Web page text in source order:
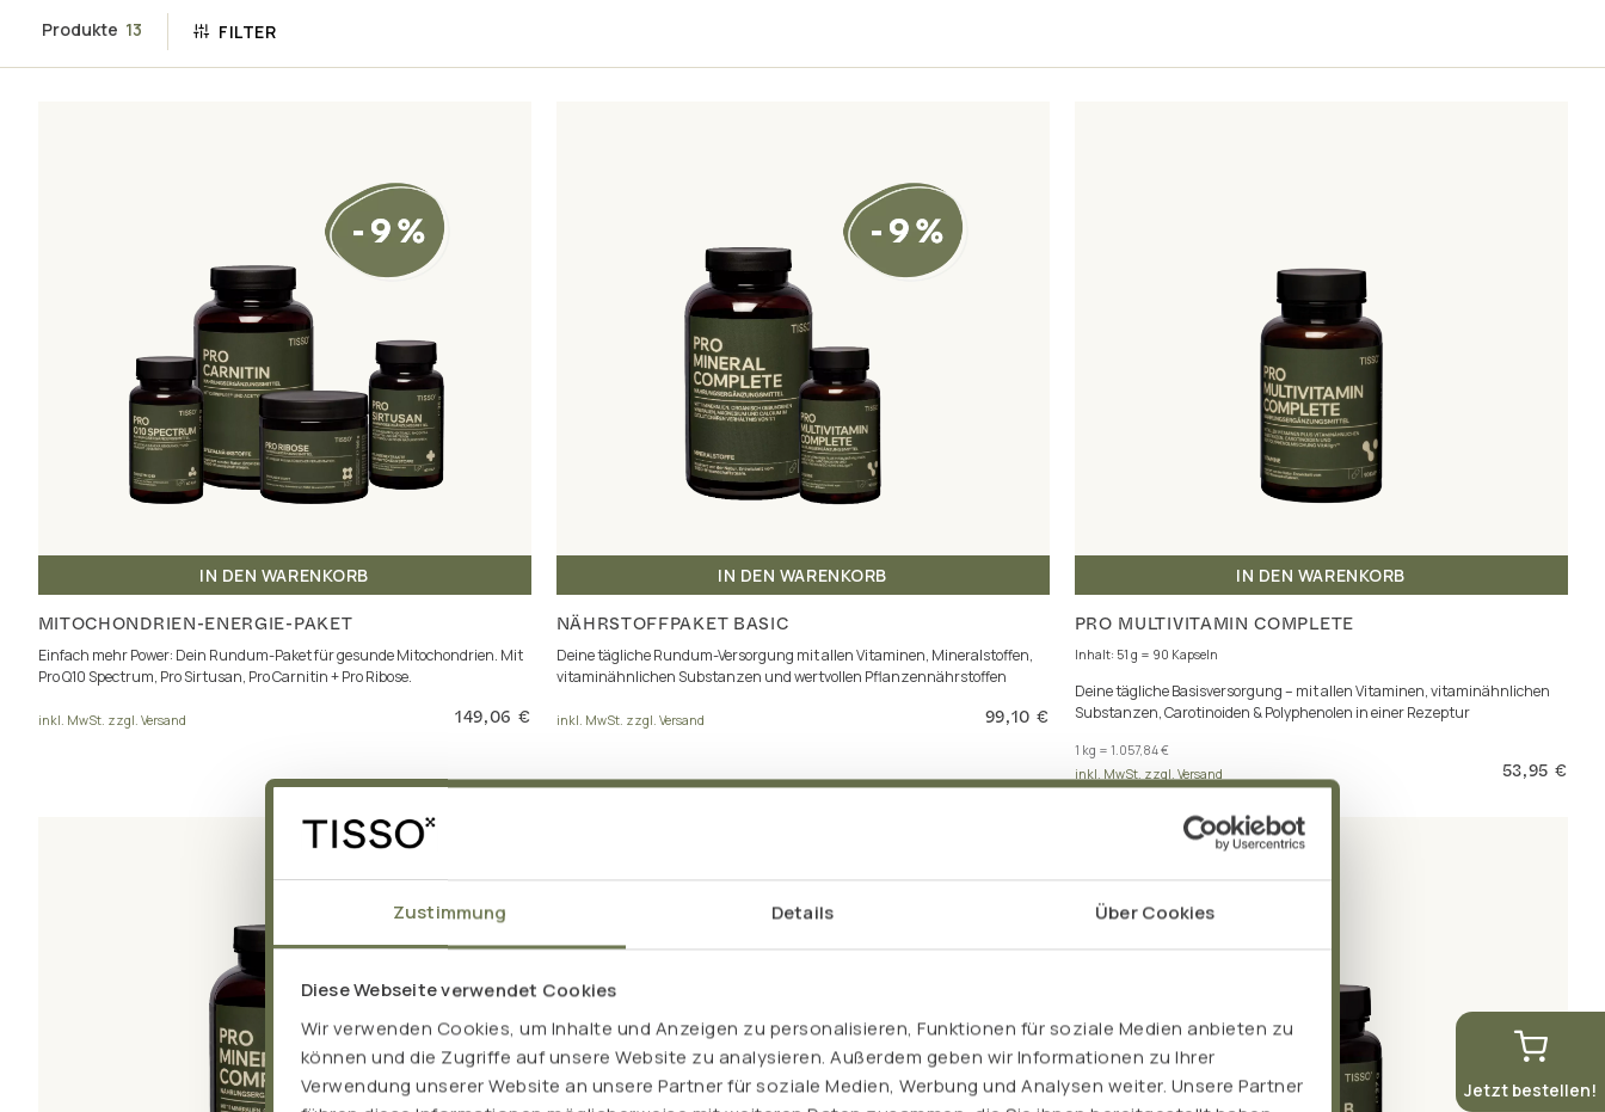
Zustimmung Details Über Cookies
Diese Webseite verwendet Cookies
Wir verwenden Cookies, um Inhalte und Anzeigen zu personalisieren, Funktionen für soziale Medien anbieten zu
können und die Zugriffe auf unsere Website zu analysieren. Außerdem geben wir Informationen zu Ihrer
Verwendung unserer Website an unsere Partner für soziale Medien, Werbung und Analysen weiter. Unsere Partner
Produkte 13 FILTER
IN DEN WARENKORB
MITOCHONDRIEN-ENERGIE-PAKET
Einfach mehr Power: Dein Rundum-Paket für gesunde Mitochondrien. Mit
Pro Q10 Spectrum, Pro Sirtusan, Pro Carnitin + Pro Ribose.
inkl. MwSt. zzgl. Versand 149,06 €
IN DEN WARENKORB
NÄHRSTOFFPAKET BASIC
Deine tägliche Rundum-Versorgung mit allen Vitaminen, Mineralstoffen,
vitaminähnlichen Substanzen und wertvollen Pflanzennährstoffen
inkl. MwSt. zzgl. Versand 99,10 €
IN DEN WARENKORB
PRO MULTIVITAMIN COMPLETE
Inhalt: 51 g = 90 Kapseln
Deine tägliche Basisversorgung – mit allen Vitaminen, vitaminähnlichen
Substanzen, Carotinoiden & Polyphenolen in einer Rezeptur
1 kg = 1.057,84 €
inkl. MwSt. zzgl. Versand
53,95 €
Jetzt bestellen!